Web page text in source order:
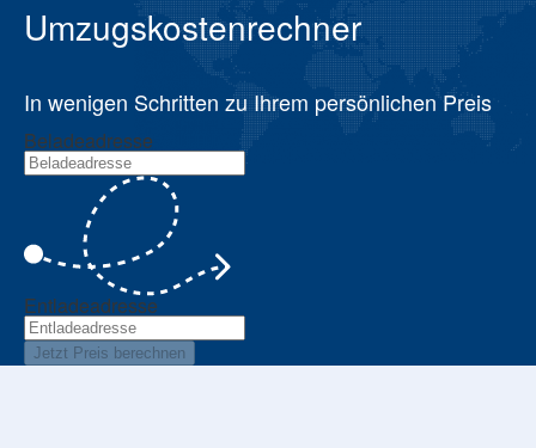
Umzugskostenrechner
In wenigen Schritten zu Ihrem persönlichen Preis
Beladeadresse
Entladeadresse
Jetzt Preis berechnen